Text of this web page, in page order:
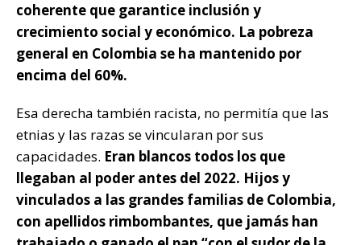
coherente que garantice inclusión y
crecimiento social y económico. La pobreza
general en Colombia se ha mantenido por
encima del 60%.
Esa derecha también racista, no permitía que las
etnias y las razas se vincularan por sus
capacidades. Eran blancos todos los que
llegaban al poder antes del 2022. Hijos y
vinculados a las grandes familias de Colombia,
con apellidos rimbombantes, que jamás han